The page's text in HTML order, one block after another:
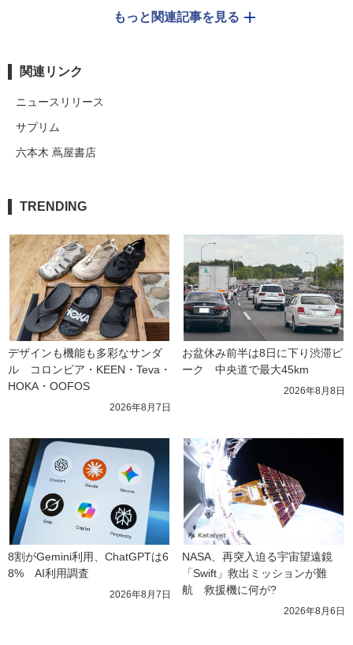
もっと関連記事を見る
関連リンク
ニュースリリース
サプリム
六本木 蔦屋書店
TRENDING
デザインも機能も多彩なサンダ
ル　コロンビア・KEEN・Teva・
HOKA・OOFOS
2026年8月7日
お盆休み前半は8日に下り渋滞ピ
ーク　中央道で最大45km
2026年8月8日
8割がGemini利用、ChatGPTは6
8%　AI利用調査
2026年8月7日
NASA、再突入迫る宇宙望遠鏡
「Swift」救出ミッションが難
航　救援機に何が?
2026年8月6日